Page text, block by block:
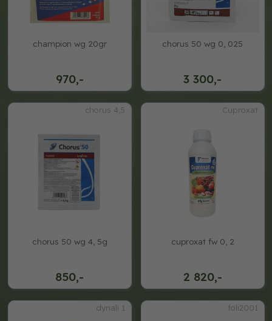
970,-
champion wg 20gr
3 300,-
chorus 50 wg 0, 025
chorus 4,5
850,-
chorus 50 wg 4, 5g
Cuproxat
2 820,-
cuproxat fw 0, 2
dynali 1 foli2001